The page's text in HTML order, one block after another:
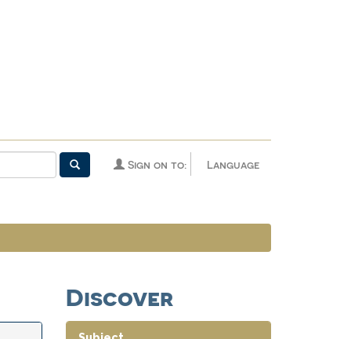
Language
Sign on to:
Discover